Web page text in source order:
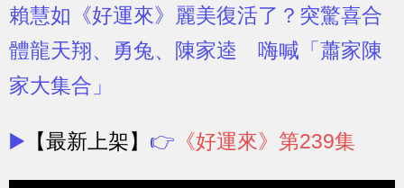
賴慧如《好運來》麗美復活了？突驚喜合
體龍天翔、勇兔、陳家逵 嗨喊「蕭家陳
家大集合」
▶️ 【最新上架】 👉 《好運來》第239集